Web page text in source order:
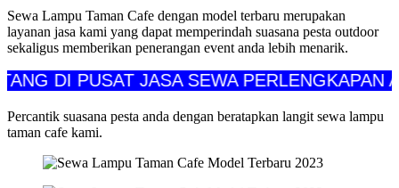
Sewa Lampu Taman Cafe dengan model terbaru merupakan
layanan jasa kami yang dapat memperindah suasana pesta outdoor
sekaligus memberikan penerangan event anda lebih menarik.
PUSAT JASA SEWA PERLENGKAPAN ALAT
Percantik suasana pesta anda dengan beratapkan langit sewa lampu
taman cafe kami.